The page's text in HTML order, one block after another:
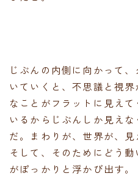
じぶんの内側に向かって
いていくと、不思議と視
なことがフラットに見え
いるからじぶんしか見え
だ。まわりが、世界が、見
そして、そのためにどう
がぽっかりと浮かび出す。